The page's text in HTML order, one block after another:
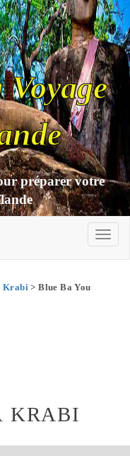
préparer votre
Krabi> Blue Ba You
KRABI